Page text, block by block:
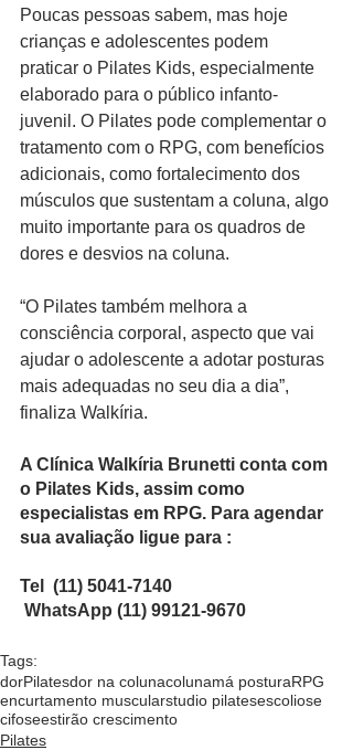
Poucas pessoas sabem, mas hoje
crianças e adolescentes podem
praticar o Pilates Kids, especialmente
elaborado para o público infanto-
juvenil. O Pilates pode complementar o
tratamento com o RPG, com benefícios
adicionais, como fortalecimento dos
músculos que sustentam a coluna, algo
muito importante para os quadros de
dores e desvios na coluna.
“O Pilates também melhora a
consciência corporal, aspecto que vai
ajudar o adolescente a adotar posturas
mais adequadas no seu dia a dia”,
finaliza Walkíria.
A Clínica Walkíria Brunetti conta com
o Pilates Kids, assim como
especialistas em RPG. Para agendar
sua avaliação ligue para :
Tel  (11) 5041-7140
WhatsApp (11) 99121-9670
Tags:
dorPilatesdor na colunacolunamá posturaRPG
encurtamento muscularstudio pilatesescoliose
cifoseestirão crescimento
Pilates